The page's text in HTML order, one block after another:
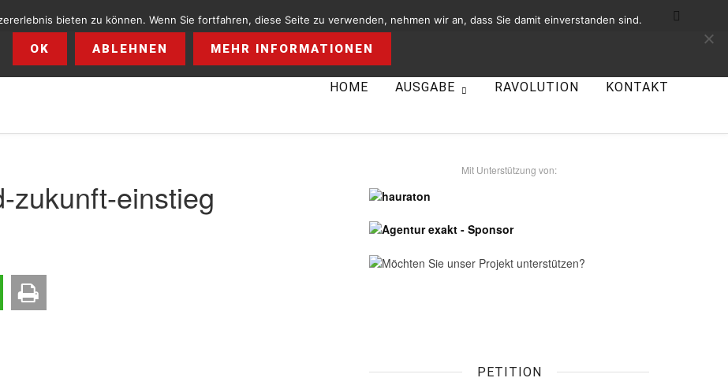
HOME AUSGABE RAVOLUTION KONTAKT
zukunft-einstieg
- Unsere Sponsoren -
PETITION
bieten zu können. Wenn Sie fortfahren, diese Seite zu verwenden, nehmen wir an, dass Sie damit einverstanden sind.
OK ABLEHNEN MEHR INFORMATIONEN